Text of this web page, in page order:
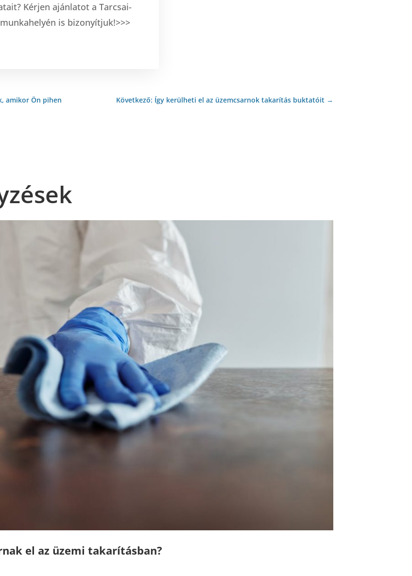
Kérjen ajánlatot a Tarcsai-
is bizonyítjuk!>>>
amikor Ön pihen Következő: Így kerülheti el az üzemcsarnok takarítás buktatóit →
el az üzemi takarításban?